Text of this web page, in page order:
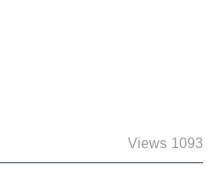
1093 Views